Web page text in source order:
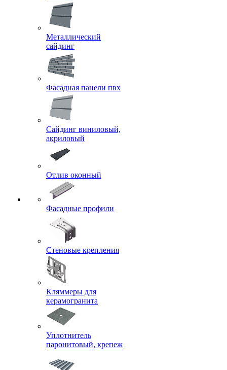
Металлический
сайдинг
Фасадная панели пвх
Сайдинг виниловый,
акриловый
Отлив оконный
Фасадные профили
Стеновые крепления
Кляммеры для
керамогранита
Уплотнитель
паронитовый, крепеж